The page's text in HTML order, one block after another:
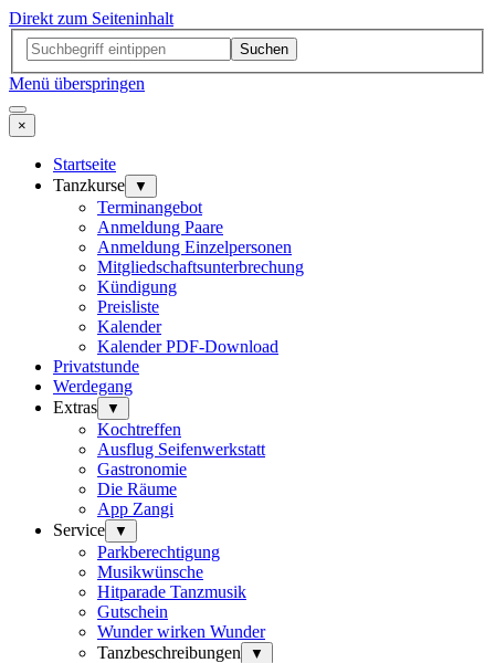
Direkt zum Seiteninhalt
Suchen
Menü überspringen
×
Startseite
Tanzkurse
▼
Terminangebot
Anmeldung Paare
Anmeldung Einzelpersonen
Mitgliedschaftsunterbrechung
Kündigung
Preisliste
Kalender
Kalender PDF-Download
Privatstunde
Werdegang
Extras
▼
Kochtreffen
Ausflug Seifenwerkstatt
Gastronomie
Die Räume
App Zangi
Service
▼
Parkberechtigung
Musikwünsche
Hitparade Tanzmusik
Gutschein
Wunder wirken Wunder
Tanzbeschreibungen
▼